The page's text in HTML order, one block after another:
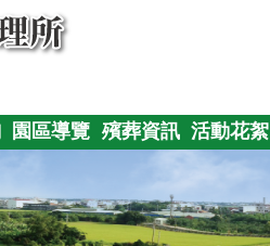
園區導覽 殯葬資訊 活動花絮